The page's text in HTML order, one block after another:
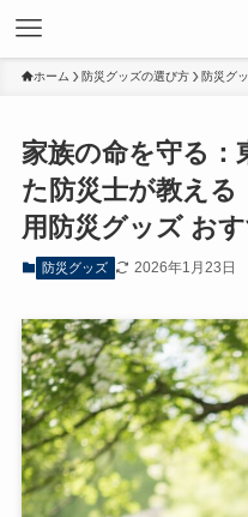
ホーム 防災グッズの選び方 防災グ
家族の命を守る：
た防災士が教える
用防災グッズ お
防災グッズ 2026年1月23日